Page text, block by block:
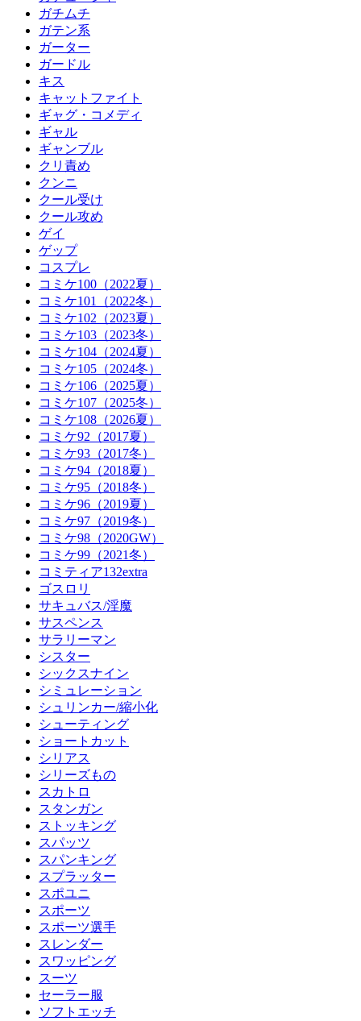
ガチムチ
ガテン系
ガーター
ガードル
キス
キャットファイト
ギャグ・コメディ
ギャル
ギャンブル
クリ責め
クンニ
クール受け
クール攻め
ゲイ
ゲップ
コスプレ
コミケ100（2022夏）
コミケ101（2022冬）
コミケ102（2023夏）
コミケ103（2023冬）
コミケ104（2024夏）
コミケ105（2024冬）
コミケ106（2025夏）
コミケ107（2025冬）
コミケ108（2026夏）
コミケ92（2017夏）
コミケ93（2017冬）
コミケ94（2018夏）
コミケ95（2018冬）
コミケ96（2019夏）
コミケ97（2019冬）
コミケ98（2020GW）
コミケ99（2021冬）
コミティア132extra
ゴスロリ
サキュバス/淫魔
サスペンス
サラリーマン
シスター
シックスナイン
シミュレーション
シュリンカー/縮小化
シューティング
ショートカット
シリアス
シリーズもの
スカトロ
スタンガン
ストッキング
スパッツ
スパンキング
スプラッター
スポユニ
スポーツ
スポーツ選手
スレンダー
スワッピング
スーツ
セーラー服
ソフトエッチ